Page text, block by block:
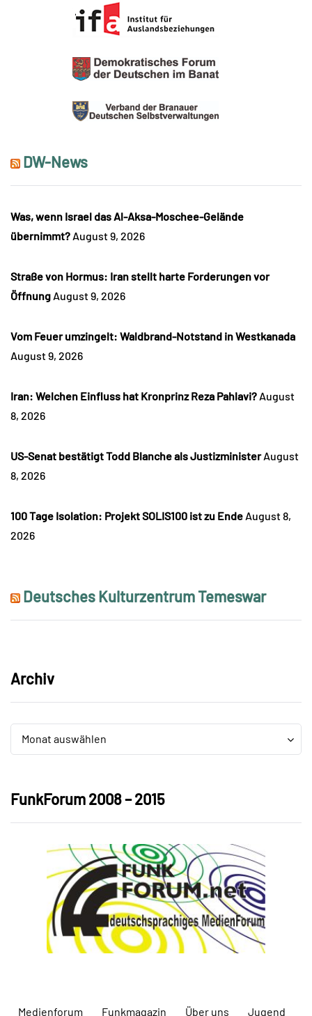
DW-News
Was, wenn Israel das Al-Aksa-Moschee-Gelände
übernimmt? August 9, 2026
Straße von Hormus: Iran stellt harte Forderungen vor
Öffnung August 9, 2026
Vom Feuer umzingelt: Waldbrand-Notstand in Westkanada
August 9, 2026
Iran: Welchen Einfluss hat Kronprinz Reza Pahlavi? August
8, 2026
US-Senat bestätigt Todd Blanche als Justizminister August
8, 2026
100 Tage Isolation: Projekt SOLIS100 ist zu Ende August 8,
2026
Deutsches Kulturzentrum Temeswar
Archiv
Archiv
Monat auswählen
Archiv
FunkForum 2008 – 2015
Medienforum Funkmagazin Über uns Jugend